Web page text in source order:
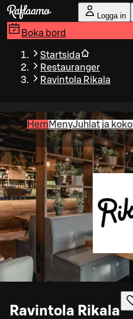
Gå till huvudinnehållet
Logga in
Boka bord
Startsida
Restauranger
Ravintola Rikala
Hem MenyJuhlat ja
Ravintola Rikala